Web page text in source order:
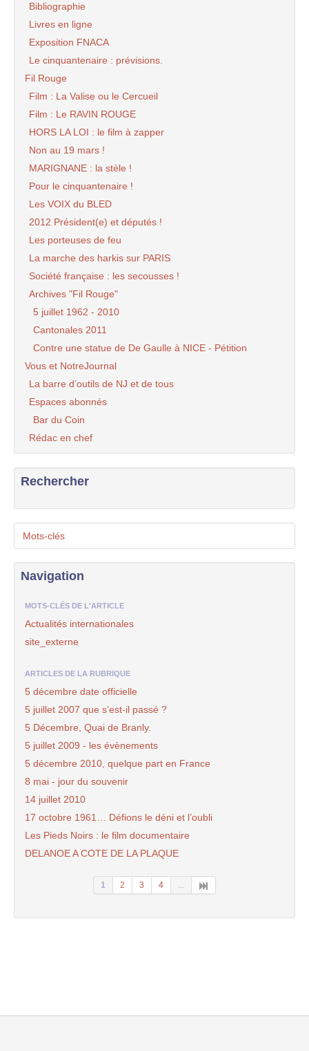
Bibliographie
Livres en ligne
Exposition FNACA
Le cinquantenaire : prévisions.
Fil Rouge
Film : La Valise ou le Cercueil
Film : Le RAVIN ROUGE
HORS LA LOI : le film à zapper
Non au 19 mars !
MARIGNANE : la stèle !
Pour le cinquantenaire !
Les VOIX du BLED
2012 Président(e) et députés !
Les porteuses de feu
La marche des harkis sur PARIS
Société française : les secousses !
Archives "Fil Rouge"
5 juillet 1962 - 2010
Cantonales 2011
Contre une statue de De Gaulle à NICE - Pétition
Vous et NotreJournal
La barre d’outils de NJ et de tous
Espaces abonnés
Bar du Coin
Rédac en chef
Rechercher
Mots-clés
Navigation
MOTS-CLÉS DE L'ARTICLE
Actualités internationales
site_externe
ARTICLES DE LA RUBRIQUE
5 décembre date officielle
5 juillet 2007 que s’est-il passé ?
5 Décembre, Quai de Branly.
5 juillet 2009 - les évènements
5 décembre 2010, quelque part en France
8 mai - jour du souvenir
14 juillet 2010
17 octobre 1961… Défions le déni et l’oubli
Les Pieds Noirs : le film documentaire
DELANOE A COTE DE LA PLAQUE
1 2 3 4 ...